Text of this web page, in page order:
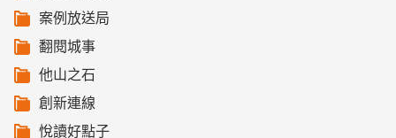
案例放送局
翻閱城事
他山之石
創新連線
悅讀好點子